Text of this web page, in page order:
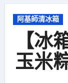
阿基師清冰箱
【冰
玉米